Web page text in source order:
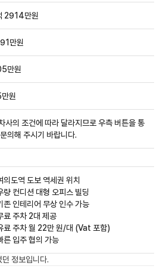
2914만원
만원
만원
원
사의 조건에 따라 달라지므로 우측 버튼을 통
의해 주시기 바랍니다.
의도역 도보 역세권 위치
량 컨디션 대형 오피스 빌딩
존 인테리어 무상 인수 가능
료 주차 2대 제공
료 주차 월 22만 원/대 (Vat 포함)
른 입주 협의 가능
정보입니다.